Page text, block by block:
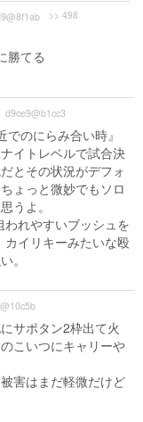
>> 498
勝てる
d9ce9@b1cc3
でのにらみ合い時』
イトレベルで試合決
とその状況がデフォ
ょっと微妙でもソロ
うよ。
れやすいブッシュを
イリキーみたいな殴
。
サポタン2枠出て火
こいつにキャリーや
害はまだ軽微だけど